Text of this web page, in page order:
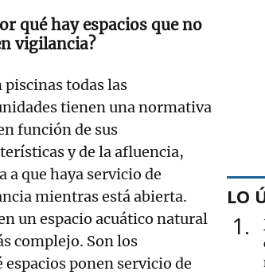
qué hay espacios que no
vigilancia?
piscinas todas las
tienen una normativa
función de sus
y de la afluencia,
a que haya servicio de
mientras está abierta.
un espacio acuático natural
complejo. Son los
ponen servicio de
LO
1